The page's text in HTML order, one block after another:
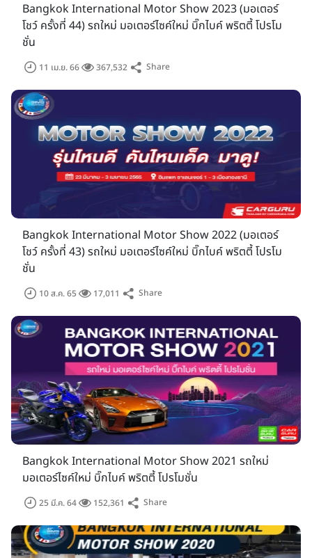
Bangkok International Motor Show 2023 (มอเตอร์
โชว์ ครั้งที่ 44) รถใหม่ มอเตอร์ไซค์ใหม่ บิ๊กไบค์ พริตตี้ โปรโม
ชั่น
11 เม.ย. 66 367,532 Share
Bangkok International Motor Show 2022 (มอเตอร์
โชว์ ครั้งที่ 43) รถใหม่ มอเตอร์ไซค์ใหม่ บิ๊กไบค์ พริตตี้ โปรโม
ชั่น
10 ส.ค. 65 17,011 Share
Bangkok International Motor Show 2021 รถใหม่
มอเตอร์ไซค์ใหม่ บิ๊กไบค์ พริตตี้ โปรโมชั่น
25 มี.ค. 64 152,361 Share